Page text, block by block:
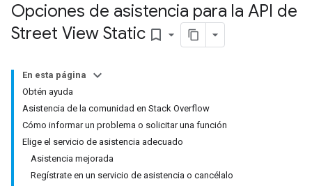
Opciones de asistencia para la API de
Street View Static bookmark_border
En esta página
Obtén ayuda
Asistencia de la comunidad en Stack Overflow
Cómo informar un problema o solicitar una función
Elige el servicio de asistencia adecuado
Asistencia mejorada
Regístrate en un servicio de asistencia o cancélalo